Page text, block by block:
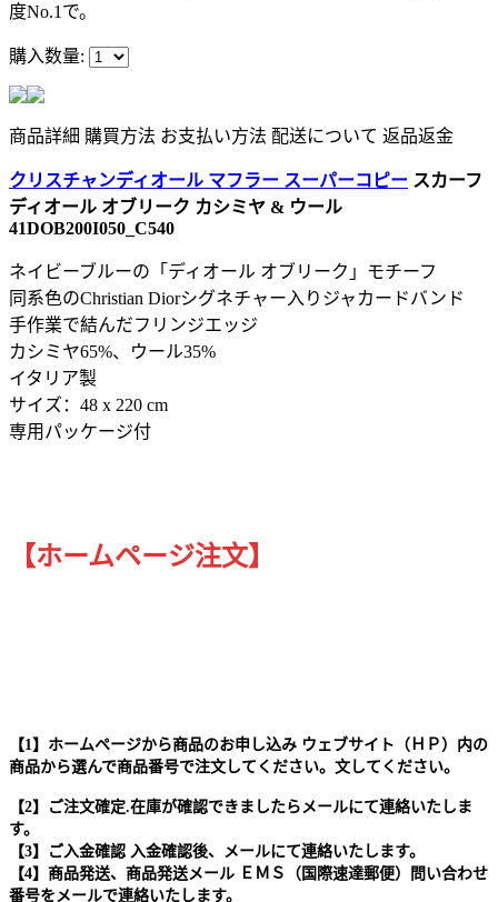
度No.1で。
購入数量:
商品詳細 購買方法 お支払い方法 配送について 返品返金
クリスチャンディオール マフラー スーパーコピー スカーフ
ディオール オブリーク カシミヤ & ウール
41DOB200I050_C540
ネイビーブルーの「ディオール オブリーク」モチーフ
同系色のChristian Diorシグネチャー入りジャカードバンド
手作業で結んだフリンジエッジ
カシミヤ65%、ウール35%
イタリア製
サイズ：48 x 220 cm
専用パッケージ付
【ホームページ注文】
【1】ホームページから商品のお申し込み ウェブサイト（ＨＰ）内の
商品から選んで商品番号で注文してください。文してください。
【2】ご注文確定.在庫が確認できましたらメールにて連絡いたしま
す。
【3】ご入金確認 入金確認後、メールにて連絡いたします。
【4】商品発送、商品発送メール ＥＭＳ（国際速達郵便）問い合わせ
番号をメールで連絡いたします。